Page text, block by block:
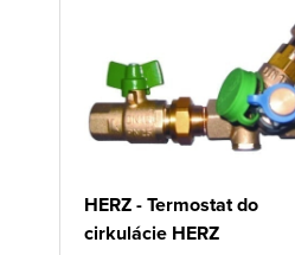
HERZ - Termostat do
cirkulácie HERZ